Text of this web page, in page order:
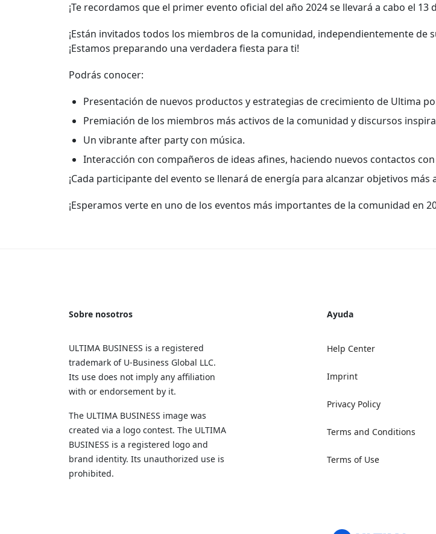
¡Te recordamos que el primer evento oficial del año 2024 se llevará a cabo el
¡Están invitados todos los miembros de la comunidad, independientemente
¡Estamos preparando una verdadera fiesta para ti!
Podrás conocer:
Presentación de nuevos productos y estrategias de crecimiento de Ultima
Premiación de los miembros más activos de la comunidad y discursos
Un vibrante after party con música.
Interacción con compañeros de ideas afines, haciendo nuevos contactos
¡Cada participante del evento se llenará de energía para alcanzar objetivos
¡Esperamos verte en uno de los eventos más importantes de la comunidad en
Sobre nosotros
ULTIMA BUSINESS is a registered
trademark of U‑Business Global LLC.
Its use does not imply any affiliation
with or endorsement by it.
The ULTIMA BUSINESS image was
created via a logo contest. The ULTIMA
BUSINESS is a registered logo and
brand identity. Its unauthorized use is
prohibited.
Ayuda
Help Center
Imprint
Privacy Policy
Terms and Conditions
Terms of Use